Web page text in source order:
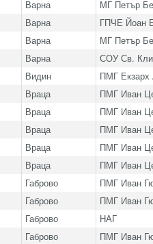
Варна МГ Петър
Варна ГПЧЕ Йоан
Варна МГ Петър
Варна СОУ Св.
Видин ПМГ Екзарх
Враца ПМГ Иван
Враца ПМГ Иван
Враца ПМГ Иван
Враца ПМГ Иван
Враца ПМГ Иван
Габрово ПМГ Иван
Габрово ПМГ Иван
Габрово НАГ
Габрово ПМГ Иван